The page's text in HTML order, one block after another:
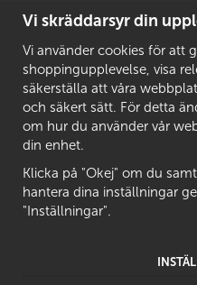
Vi skräddarsyr din
Vi använder cookies för att
shoppingupplevelse, visa
säkerställa att våra
och säkert sätt. För detta
om hur du använder vår
din enhet.
Klicka på "Okej" om du
hantera dina inställningar
"Inställningar".